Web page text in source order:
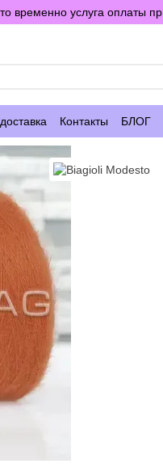
услуга оплаты
Контакты БЛОГ